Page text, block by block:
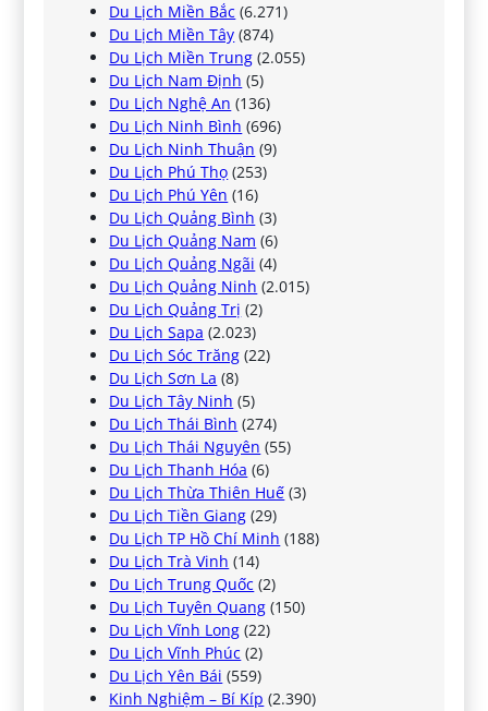
Du Lịch Miền Bắc (6.271)
Du Lịch Miền Tây (874)
Du Lịch Miền Trung (2.055)
Du Lịch Nam Định (5)
Du Lịch Nghệ An (136)
Du Lịch Ninh Bình (696)
Du Lịch Ninh Thuận (9)
Du Lịch Phú Thọ (253)
Du Lịch Phú Yên (16)
Du Lịch Quảng Bình (3)
Du Lịch Quảng Nam (6)
Du Lịch Quảng Ngãi (4)
Du Lịch Quảng Ninh (2.015)
Du Lịch Quảng Trị (2)
Du Lịch Sapa (2.023)
Du Lịch Sóc Trăng (22)
Du Lịch Sơn La (8)
Du Lịch Tây Ninh (5)
Du Lịch Thái Bình (274)
Du Lịch Thái Nguyên (55)
Du Lịch Thanh Hóa (6)
Du Lịch Thừa Thiên Huế (3)
Du Lịch Tiền Giang (29)
Du Lịch TP Hồ Chí Minh (188)
Du Lịch Trà Vinh (14)
Du Lịch Trung Quốc (2)
Du Lịch Tuyên Quang (150)
Du Lịch Vĩnh Long (22)
Du Lịch Vĩnh Phúc (2)
Du Lịch Yên Bái (559)
Kinh Nghiệm – Bí Kíp (2.390)